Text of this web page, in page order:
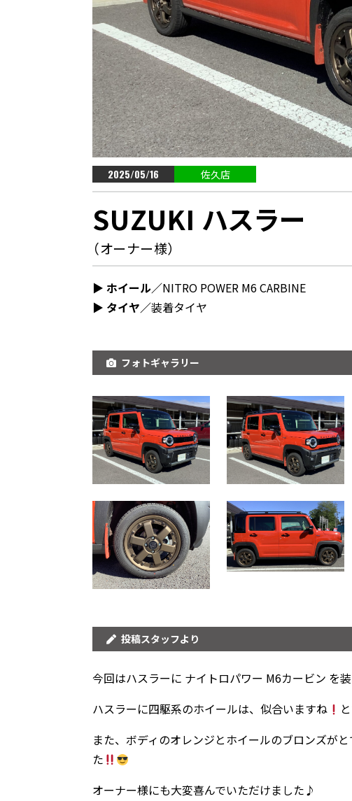
2025/05/16 佐久店
SUZUKI ハスラー
（オーナー様）
▶︎ ホイール／NITRO POWER M6 CARBINE
▶︎ タイヤ／装着タイヤ
フォトギャラリー
投稿スタッフより
今回はハスラーに ナイトロパワー M6カービン を
ハスラーに四駆系のホイールは、似合いますね
また、ボディのオレンジとホイールのブロンズが
た
オーナー様にも大変喜んでいただけました♪